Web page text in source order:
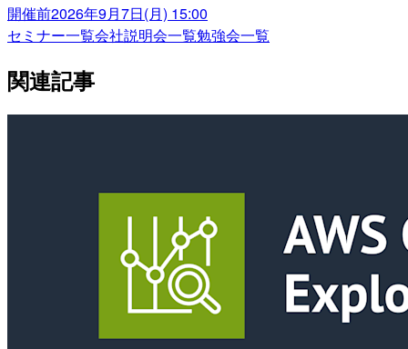
開催前2026年9月7日(月) 15:00
セミナー一覧会社説明会一覧勉強会一覧
関連記事